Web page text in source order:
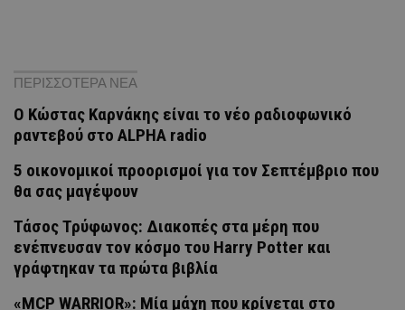
ΠΕΡΙΣΣΟΤΕΡΑ ΝΕΑ
Ο Κώστας Καρνάκης είναι το νέο ραδιοφωνικό
ραντεβού στο ALPHA radio
5 οικονομικοί προορισμοί για τον Σεπτέμβριο που
θα σας μαγέψουν
Τάσος Τρύφωνος: Διακοπές στα μέρη που
ενέπνευσαν τον κόσμο του Harry Potter και
γράφτηκαν τα πρώτα βιβλία
«MCP WARRIOR»: Μία μάχη που κρίνεται στο